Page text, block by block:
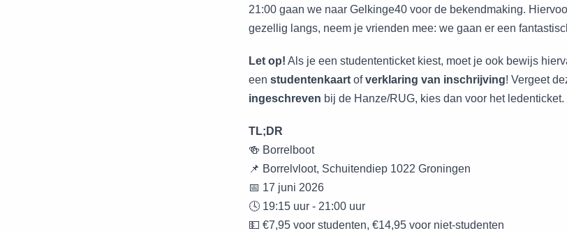
21:00 gaan we naar Gelkinge40 voor de bekendmaking.
gezellig langs, neem je vrienden mee: we gaan er een
Let op! Als je een studententicket kiest, moet je ook bewijs
een studentenkaart ofverklaring van inschrijving! Vergeet
ingeschreven bij de Hanze/RUG, kies dan voor het ledenticket.
TL;DR
🍻 Borrelboot
📌 Borrelvloot, Schuitendiep 1022 Groningen
📅 17 juni 2026
🕓 19:15 uur - 21:00 uur
💵 €7,95 voor studenten, €14,95 voor niet-studenten